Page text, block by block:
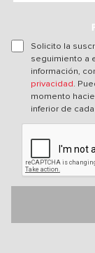
Solicito la
seguimiento a
información,
privacidad.
momento
inferior de